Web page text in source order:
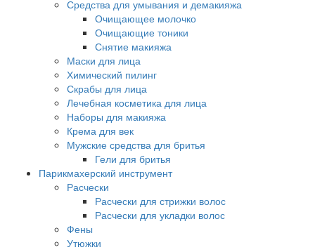
Средства для умывания и демакияжа
Очищающее молочко
Очищающие тоники
Снятие макияжа
Маски для лица
Химический пилинг
Скрабы для лица
Лечебная косметика для лица
Наборы для макияжа
Крема для век
Мужские средства для бритья
Гели для бритья
Парикмахерский инструмент
Расчески
Расчески для стрижки волос
Расчески для укладки волос
Фены
Утюжки